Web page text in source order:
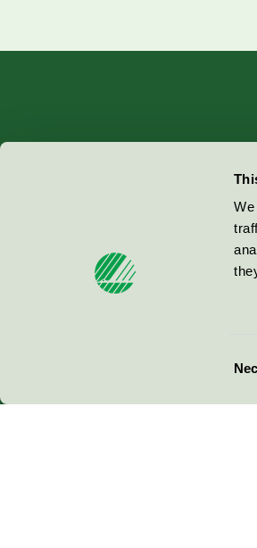
Miljömärkning Sverige
100 64